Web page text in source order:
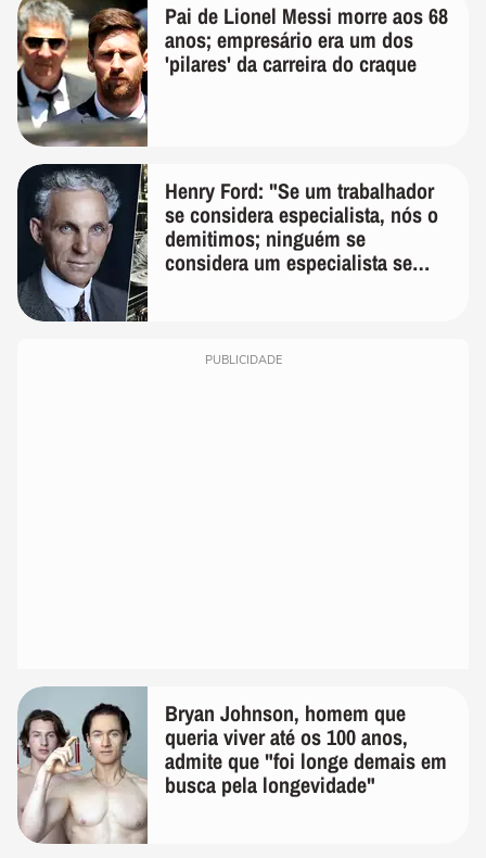
Pai de Lionel Messi morre aos 68
anos; empresário era um dos
'pilares' da carreira do craque
Henry Ford: "Se um trabalhador
se considera especialista, nós o
demitimos; ninguém se
considera um especialista se
PUBLICIDADE
Bryan Johnson, homem que
queria viver até os 100 anos,
admite que "foi longe demais em
busca pela longevidade"